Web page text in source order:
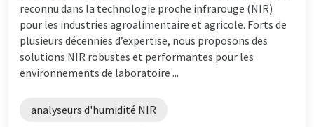
reconnu dans la technologie proche infrarouge (NIR)
pour les industries agroalimentaire et agricole. Forts de
plusieurs décennies d’expertise, nous proposons des
solutions NIR robustes et performantes pour les
environnements de laboratoire ...
analyseurs d'humidité NIR